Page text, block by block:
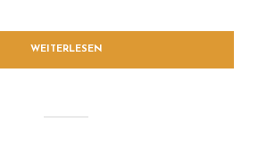
WEITERLESEN